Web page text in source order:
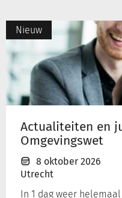
Nieuw
Actualiteiten en
Omgevingswet
8 oktober 2026
Utrecht
In 1 dag weer
Actualiteiten
en
jurisprudentie
Omgevingswet